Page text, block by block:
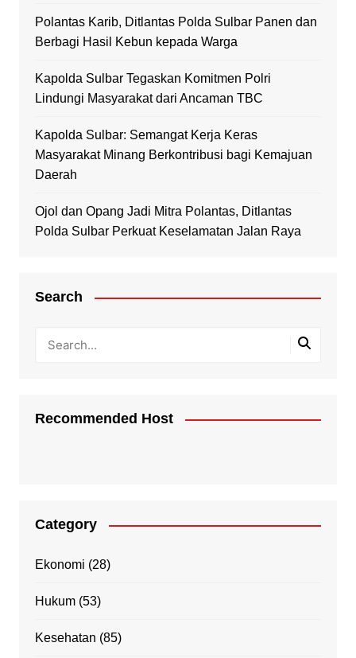
Polantas Karib, Ditlantas Polda Sulbar Panen dan
Berbagi Hasil Kebun kepada Warga
Kapolda Sulbar Tegaskan Komitmen Polri
Lindungi Masyarakat dari Ancaman TBC
Kapolda Sulbar: Semangat Kerja Keras
Masyarakat Minang Berkontribusi bagi Kemajuan
Daerah
Ojol dan Opang Jadi Mitra Polantas, Ditlantas
Polda Sulbar Perkuat Keselamatan Jalan Raya
Search
Recommended Host
Category
Ekonomi (28)
Hukum(53)
Kesehatan (85)